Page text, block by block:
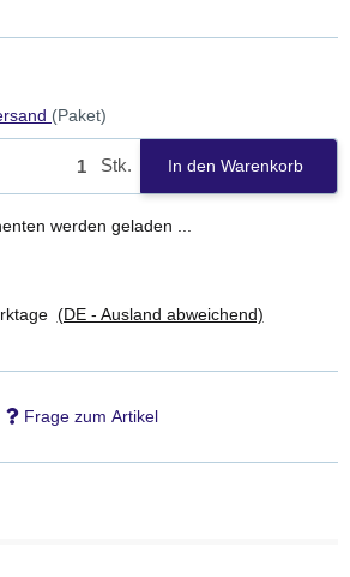
(Paket)
Stk. In den Warenkorb
werden geladen ...
(DE - Ausland abweichend)
Frage zum Artikel